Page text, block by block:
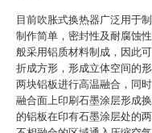
目前吹胀式换热器广泛用于
制作简单，密封性及耐腐蚀
般采用铝质材料制成，因此
折成方形，形成立体空间的
两块铝板进行高温融合，同
融合面上印刷石墨涂层形成
的铝板在印有石墨涂层处的